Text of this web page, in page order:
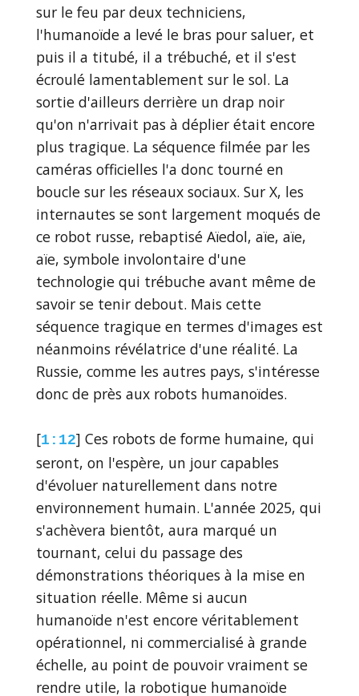
sur le feu par deux techniciens,
l'humanoïde a levé le bras pour saluer, et
puis il a titubé, il a trébuché, et il s'est
écroulé lamentablement sur le sol. La
sortie d'ailleurs derrière un drap noir
qu'on n'arrivait pas à déplier était encore
plus tragique. La séquence filmée par les
caméras officielles l'a donc tourné en
boucle sur les réseaux sociaux. Sur X, les
internautes se sont largement moqués de
ce robot russe, rebaptisé Aïedol, aïe, aïe,
aïe, symbole involontaire d'une
technologie qui trébuche avant même de
savoir se tenir debout. Mais cette
séquence tragique en termes d'images est
néanmoins révélatrice d'une réalité. La
Russie, comme les autres pays, s'intéresse
donc de près aux robots humanoïdes.
[1:12] Ces robots de forme humaine, qui
seront, on l'espère, un jour capables
d'évoluer naturellement dans notre
environnement humain. L'année 2025, qui
s'achèvera bientôt, aura marqué un
tournant, celui du passage des
démonstrations théoriques à la mise en
situation réelle. Même si aucun
humanoïde n'est encore véritablement
opérationnel, ni commercialisé à grande
échelle, au point de pouvoir vraiment se
rendre utile, la robotique humanoïde